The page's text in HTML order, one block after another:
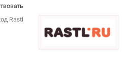
Rastl